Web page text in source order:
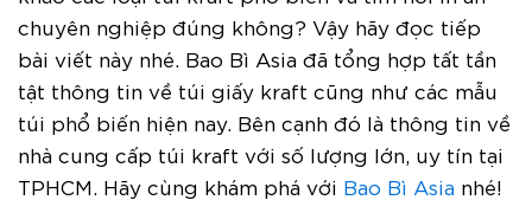
chuyên nghiệp đúng không? Vậy hãy đọc tiếp
bài viết này nhé. Bao Bì Asia đã tổng hợp tất tần
tật thông tin về túi giấy kraft cũng như các mẫu
túi phổ biến hiện nay. Bên cạnh đó là thông tin về
nhà cung cấp túi kraft với số lượng lớn, uy tín tại
TPHCM. Hãy cùng khám phá với Bao Bì Asia nhé!